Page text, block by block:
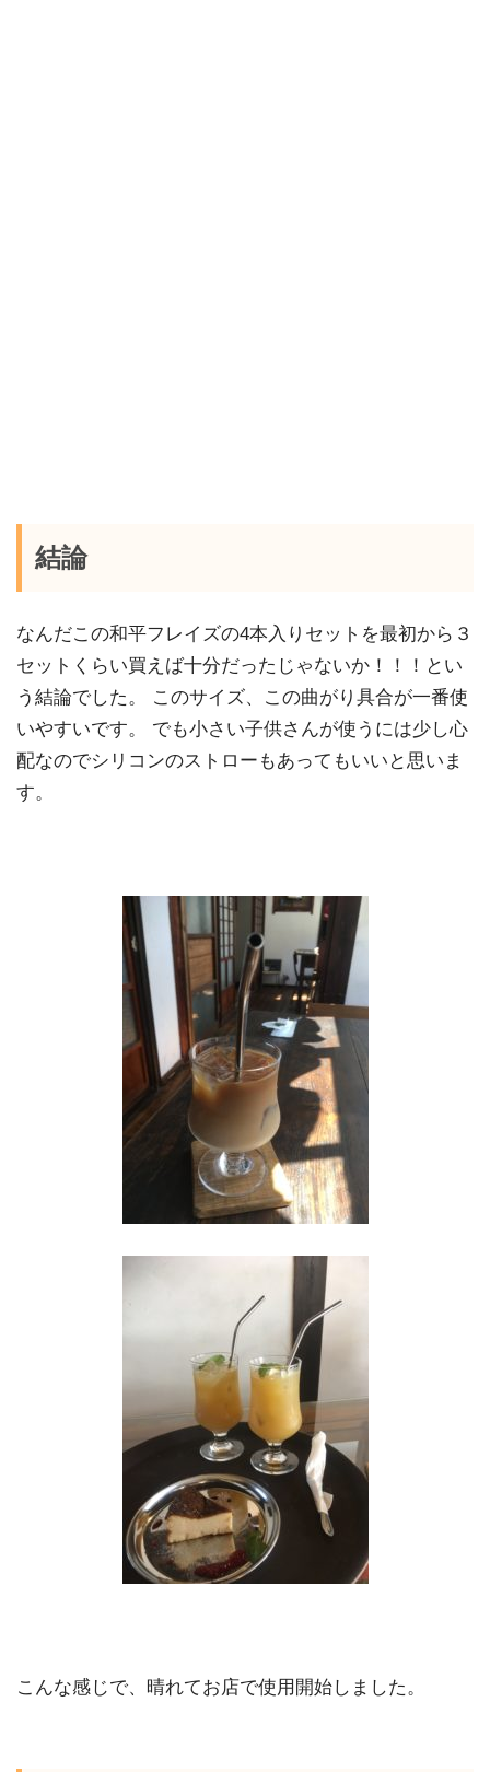
結論
なんだこの和平フレイズの4本入りセットを最初から３
セットくらい買えば十分だったじゃないか！！！とい
う結論でした。 このサイズ、この曲がり具合が一番使
いやすいです。 でも小さい子供さんが使うには少し心
配なのでシリコンのストローもあってもいいと思いま
す。
こんな感じで、晴れてお店で使用開始しました。